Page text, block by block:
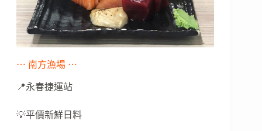
⋯ 南方漁場 ⋯
📍永春捷運站
💡平價新鮮日料